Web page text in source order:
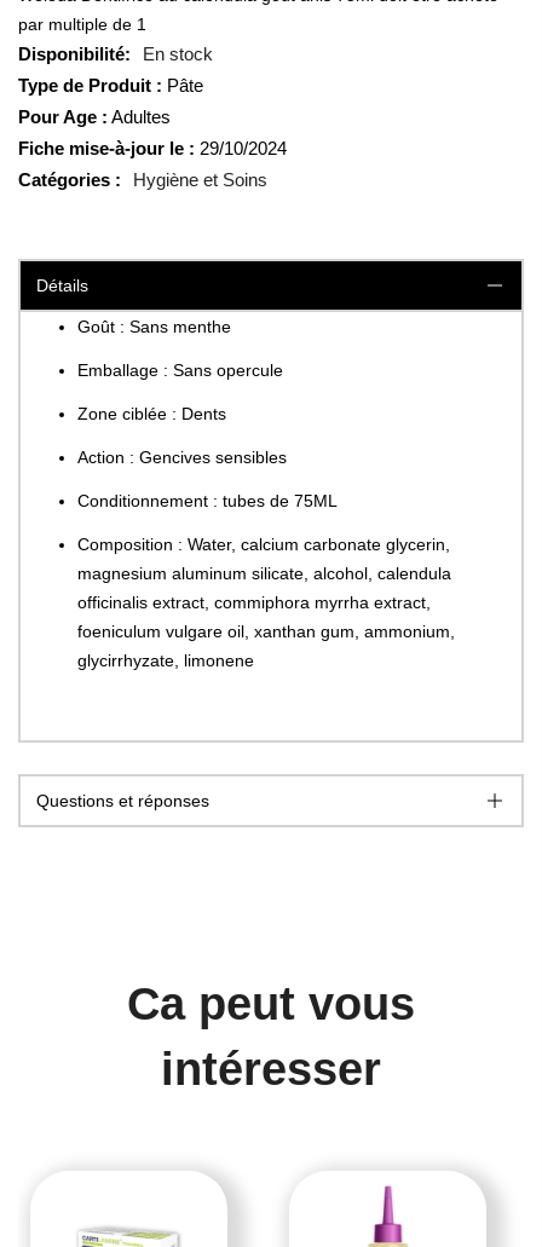
par multiple de 1
En stock
Type de Produit : Pâte
Pour Age : Adultes
Fiche mise-à-jour le : 29/10/2024
Catégories :
Hygiène et Soins
Détails
Goût : Sans menthe
Emballage : Sans opercule
Zone ciblée : Dents
Action : Gencives sensibles
Conditionnement : tubes de 75ML
Composition : Water, calcium carbonate glycerin,
magnesium aluminum silicate, alcohol, calendula
officinalis extract, commiphora myrrha extract,
foeniculum vulgare oil, xanthan gum, ammonium,
glycirrhyzate, limonene
Questions et réponses
Ca peut vous
intéresser